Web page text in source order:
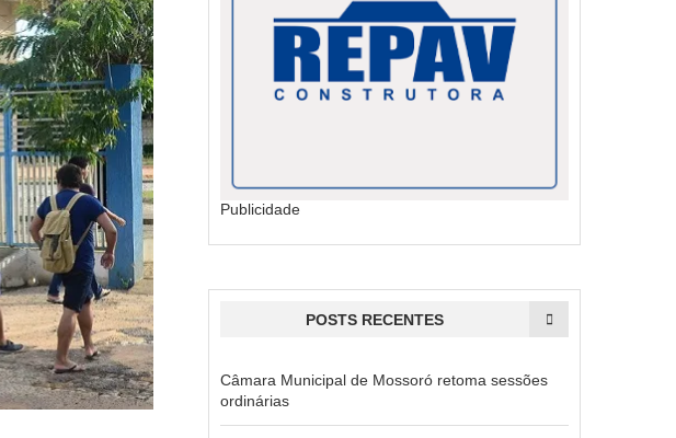
Publicidade
POSTS RECENTES
Câmara Municipal de Mossoró retoma sessões
ordinárias